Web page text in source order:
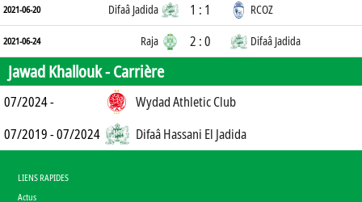
2021-06-20 Difaâ Jadida 1 : 1 RCOZ
2021-06-24 Raja 2 : 0 Difaâ Jadida
Jawad Khallouk -Carrière
07/2024 -
Wydad Athletic Club
07/2019 - 07/2024
Difaâ Hassani El Jadida
LIENS RAPIDES
Actus